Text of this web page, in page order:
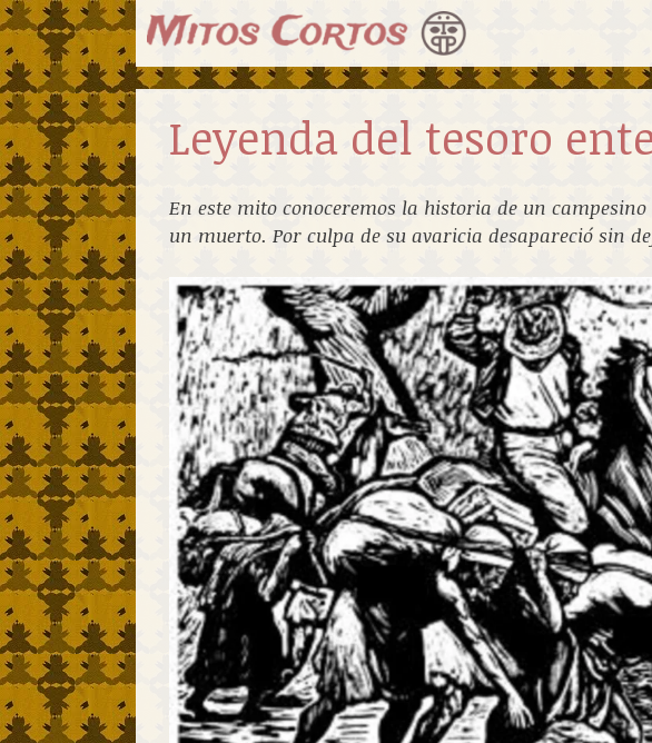
Saltar
al
contenido
Leyenda del tesoro
En este mito conoceremos la historia de un campesino
un muerto. Por culpa de su avaricia desapareció sin